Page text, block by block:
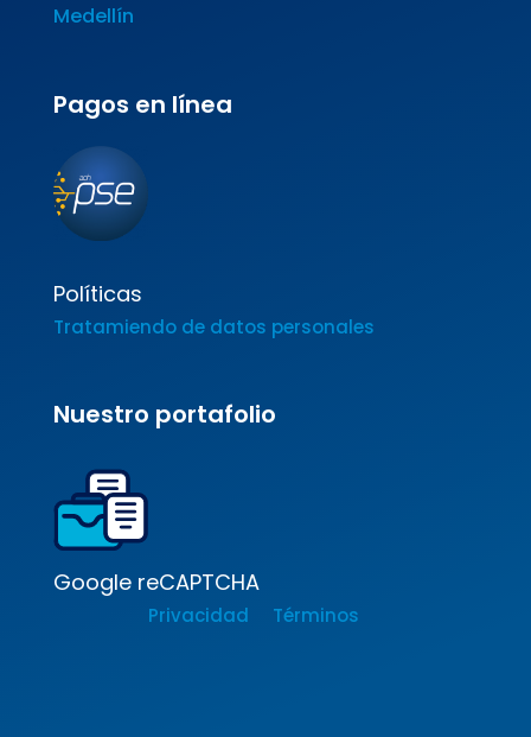
Medellín
Pagos en línea
Políticas
Tratamiendo de datos personales
Nuestro portafolio
Google reCAPTCHA
Privacidad Términos